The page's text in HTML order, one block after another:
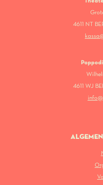
4611 NT
4611 WJ